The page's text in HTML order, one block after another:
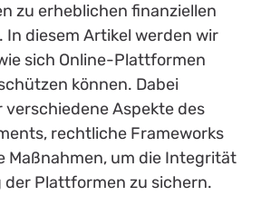
zu erheblichen finanziellen
In diesem Artikel werden wir
sich Online-Plattformen
können. Dabei
Aspekte des
rechtliche Frameworks
Maßnahmen, um die Integrität
der Plattformen zu sichern.